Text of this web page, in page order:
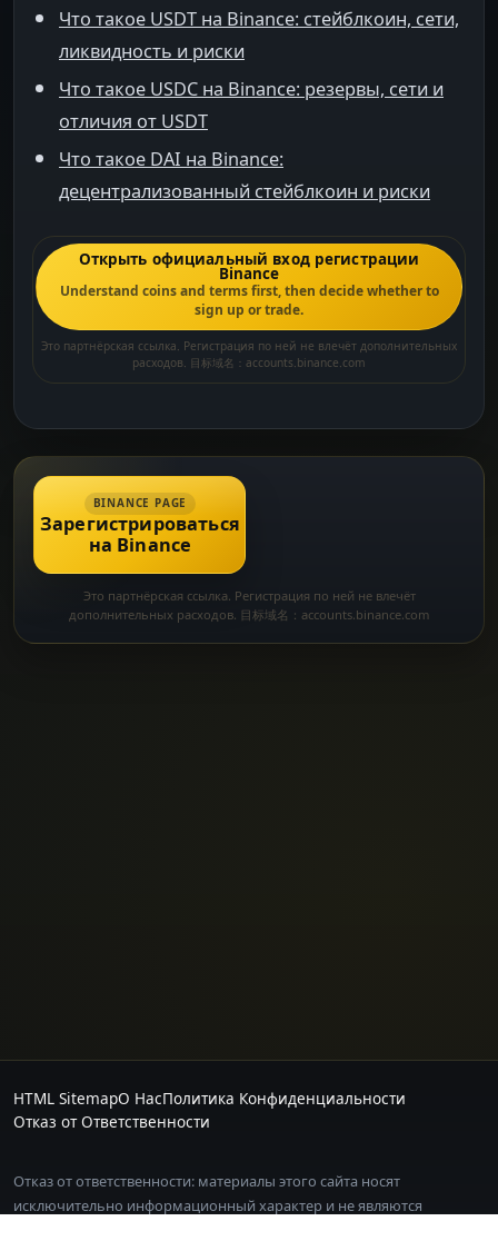
Что такое USDT на Binance: стейблкоин, сети,
ликвидность и риски
Что такое USDC на Binance: резервы, сети и
отличия от USDT
Что такое DAI на Binance:
децентрализованный стейблкоин и риски
Открыть официальный вход регистрации
Binance
Understand coins and terms first, then decide whether to
sign up or trade.
Это партнёрская ссылка. Регистрация по ней не влечёт дополнительных
расходов. 目标域名：accounts.binance.com
BINANCE PAGE
Зарегистрироваться
на Binance
Это партнёрская ссылка. Регистрация по ней не влечёт
дополнительных расходов. 目标域名：accounts.binance.com
HTML SitemapО НасПолитика Конфиденциальности
Отказ от Ответственности
Отказ от ответственности: материалы этого сайта носят
исключительно информационный характер и не являются